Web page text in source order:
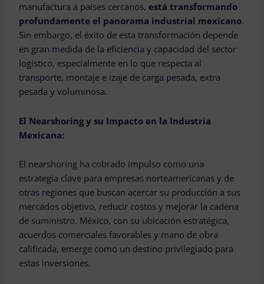
manufactura a países cercanos, está transformando
profundamente el panorama industrial mexicano.
Sin embargo, el éxito de esta transformación depende
en gran medida de la eficiencia y capacidad del sector
logístico, especialmente en lo que respecta al
transporte, montaje e izaje de carga pesada, extra
pesada y voluminosa.
El Nearshoring y su Impacto en la Industria
Mexicana:
El nearshoring ha cobrado impulso como una
estrategia clave para empresas norteamericanas y de
otras regiones que buscan acercar su producción a sus
mercados objetivo, reducir costos y mejorar la cadena
de suministro. México, con su ubicación estratégica,
acuerdos comerciales favorables y mano de obra
calificada, emerge como un destino privilegiado para
estas inversiones.